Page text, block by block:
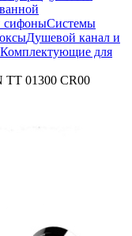
сифоныСистемы
Душевой канал и
Комплектующие для
TT 01300 CR00